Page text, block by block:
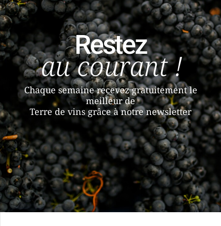
Restez
au courant !
Chaque semaine recevez gratuitement le
meilleur de
Terre de vins grâce à notre newsletter